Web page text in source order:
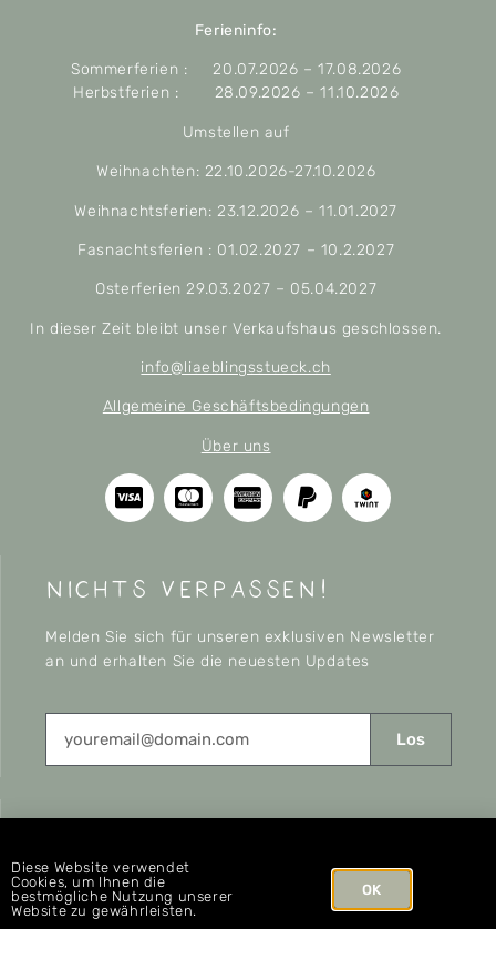
Ferieninfo:
Sommerferien : 20.07.2026 – 17.08.2026
Herbstferien : 28.09.2026 – 11.10.2026
Umstellen auf
Weihnachten: 22.10.2026-27.10.2026
Weihnachtsferien: 23.12.2026 – 11.01.2027
Fasnachtsferien : 01.02.2027 – 10.2.2027
Osterferien 29.03.2027 – 05.04.2027
In dieser Zeit bleibt unser Verkaufshaus geschlossen.
info@liaeblingsstueck.ch
Allgemeine Geschäftsbedingungen
Über uns
nichts verpassen!
Melden Sie sich für unseren exklusiven Newsletter
an und erhalten Sie die neuesten Updates
Los
CONNECT
Diese Website verwendet
Cookies, um Ihnen die
bestmögliche Nutzung unserer
Website zu gewährleisten.
OK